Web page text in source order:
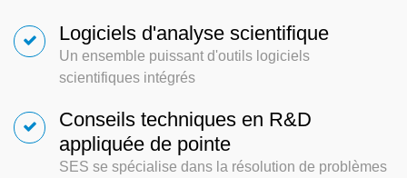
Logiciels d'analyse scientifique
Un ensemble puissant d'outils logiciels
scientifiques intégrés
Conseils techniques en R&D
appliquée de pointe
SES se spécialise dans la résolution de problèmes